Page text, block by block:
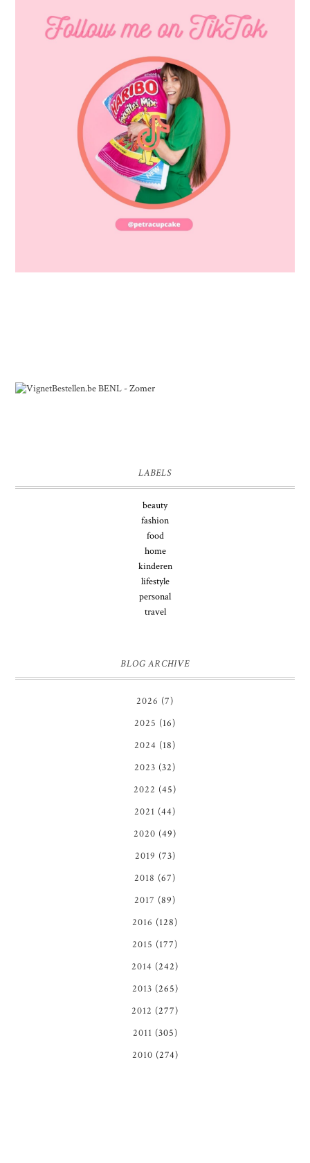
LABELS
beauty
fashion
food
home
kinderen
lifestyle
personal
travel
BLOG ARCHIVE
2026 (7)
2025 (16)
2024 (18)
2023 (32)
2022 (45)
2021 (44)
2020 (49)
2019 (73)
2018 (67)
2017 (89)
2016 (128)
2015 (177)
2014 (242)
2013 (265)
2012 (277)
2011 (305)
2010 (274)